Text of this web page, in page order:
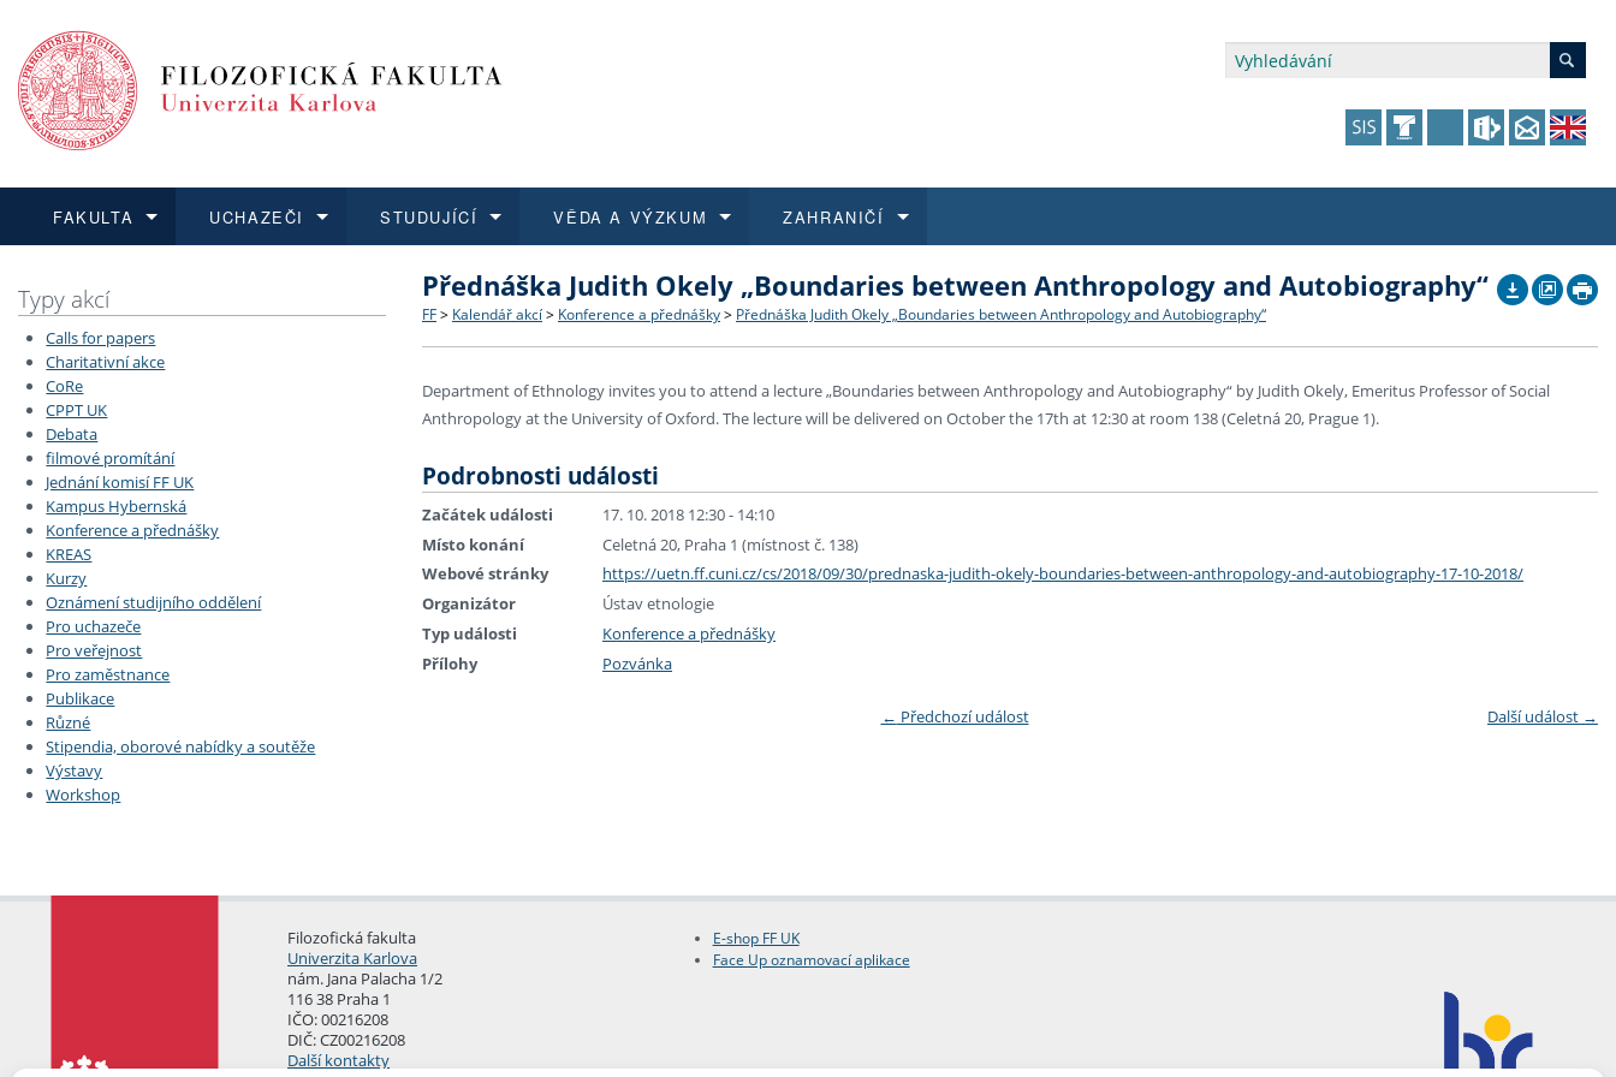
FAKULTA
Dozvědět se více
Struktura a historie
Strategie a další dokumenty
Podpora a benefity pro zaměstnance
Absolventi fakulty
Fakultní školy FF UK
Pro média a veřejnost
Knihovna
E-shop fakulty
UCHAZEČI
Podat přihlášku
Co studovat a jak se přihlásit
Učitelské studijní programy
Informace k průběhu přijímacího řízení
Kurzy dalšího vzdělávání
Programy s mikrocertifikátem
Univerzita třetího věku
STUDUJÍCÍ
Dozvědět se více
Bakalářské a magisterské studium
Doktorské studium
Rigorózní řízení
Kurzy dalšího vzdělávání
Studující se specifickými potřebami
Podpora a benefity pro studující
VĚDA A VÝZKUM
Dozvědět se více
O vědě a výzkumu na FF UK
Akademické kvalifikace
Granty a projekty
Transfer & Impact Office
Vědecké ceny a fondy
Publikace
ZAHRANIČÍ
Dozvědět se více
Aktuální nabídky a výběrová řízení
Vyjíždějící studenti
Přijíždějící studenti
Vyjíždějící zaměstnanci
Přijíždějící zaměstnanci
Mimofakultní financování výjezdů
East and Central European Studies
Typy akcí
Calls for papers
Charitativní akce
CoRe
CPPT UK
Debata
filmové promítání
Jednání komisí FF UK
Kampus Hybernská
Konference a přednášky
KREAS
Kurzy
Oznámení studijního oddělení
Pro uchazeče
Pro veřejnost
Pro zaměstnance
Publikace
Různé
Stipendia, oborové nabídky a soutěže
Výstavy
Workshop
Přednáška Judith Okely „Boundaries between Anthropology and Autobiography“
FF > Kalendář akcí > Konference a přednášky > Přednáška Judith Okely „Boundaries between Anthropology and Autobiography“
Department of Ethnology invites you to attend a lecture „Boundaries between Anthropology and Autobiography“ by Judith Okely, Emeritus Professor of Social
Anthropology at the University of Oxford. The lecture will be delivered on October the 17th at 12:30 at room 138 (Celetná 20, Prague 1).
Podrobnosti události
Začátek události
17. 10. 2018 12:30 - 14:10
Místo konání
Celetná 20, Praha 1 (místnost č. 138)
Webové stránky
https://uetn.ff.cuni.cz/cs/2018/09/30/prednaska-judith-okely-boundaries-between-anthropology-and-autobiography-17-10-2018/
Organizátor
Ústav etnologie
Typ události
Konference a přednášky
Přílohy
Pozvánka
← Předchozí událost Další událost →
Filozofická fakulta
Univerzita Karlova
nám. Jana Palacha 1/2
116 38 Praha 1
IČO: 00216208
DIČ: CZ00216208
Další kontakty
E-shop FF UK
Face Up oznamovací aplikace